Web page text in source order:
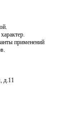
применений
д.11